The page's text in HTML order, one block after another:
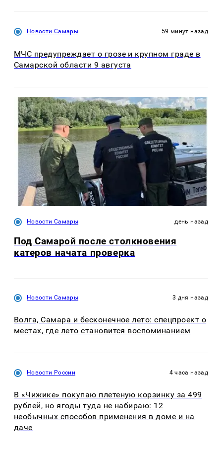
Новости Самары 59 минут назад
МЧС предупреждает о грозе и крупном граде в
Самарской области 9 августа
Новости Самары день назад
Под Самарой после столкновения
катеров начата проверка
Новости Самары 3 дня назад
Волга, Самара и бесконечное лето: спецпроект о
местах, где лето становится воспоминанием
Новости России 4 часа назад
В «Чижике» покупаю плетеную корзинку за 499
рублей, но ягоды туда не набираю: 12
необычных способов применения в доме и на
даче